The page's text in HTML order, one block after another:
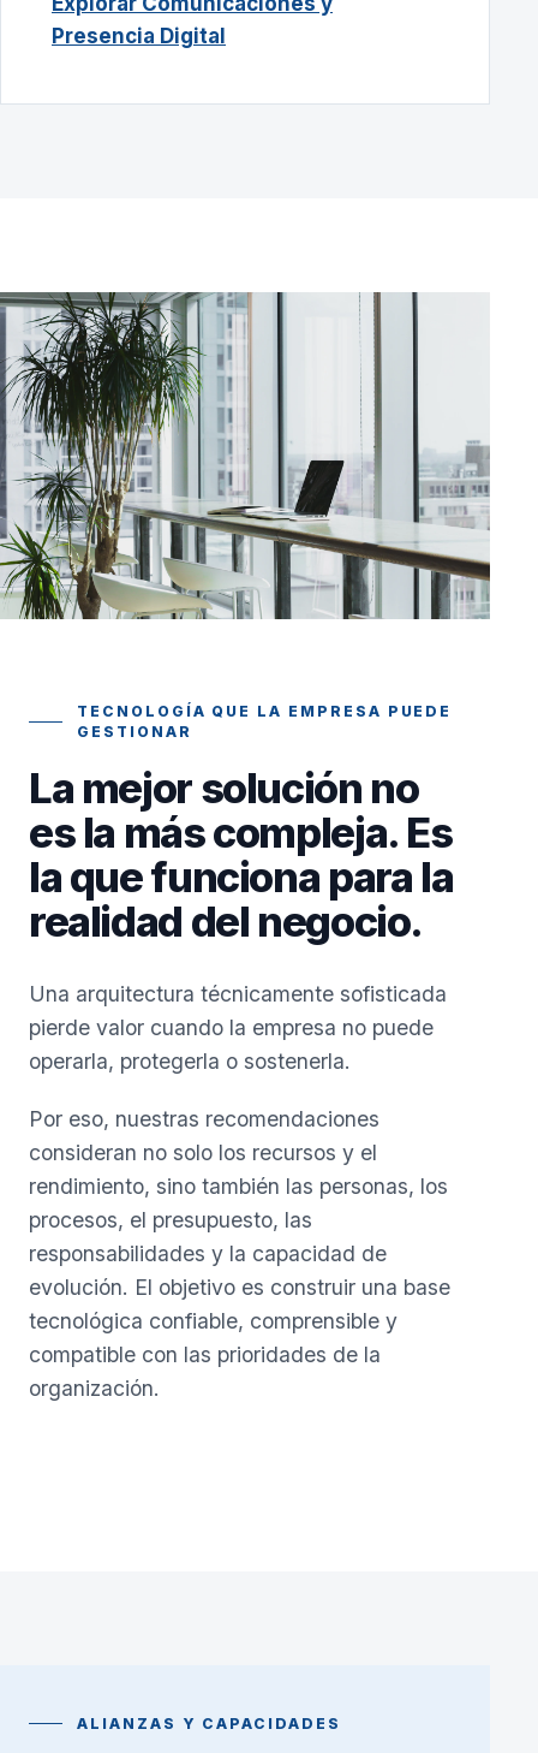
Presencia Digital
TECNOLOGÍA QUE LA EMPRESA PUEDE
GESTIONAR
La mejor solución no
es la más compleja. Es
la que funciona para la
realidad del negocio.
Una arquitectura técnicamente sofisticada
pierde valor cuando la empresa no puede
operarla, protegerla o sostenerla.
Por eso, nuestras recomendaciones
consideran no solo los recursos y el
rendimiento, sino también las personas, los
procesos, el presupuesto, las
responsabilidades y la capacidad de
evolución. El objetivo es construir una base
tecnológica confiable, comprensible y
compatible con las prioridades de la
organización.
ALIANZAS Y CAPACIDADES